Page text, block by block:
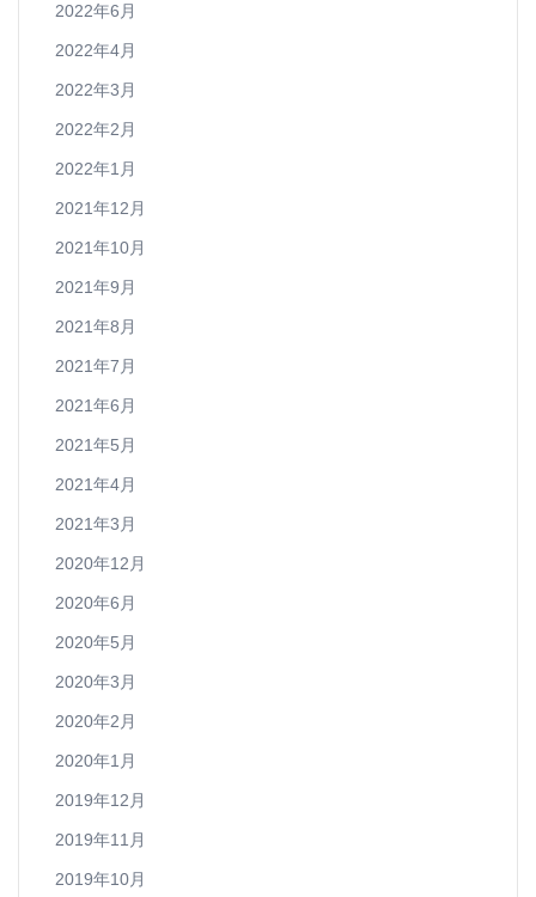
2022年6月
2022年4月
2022年3月
2022年2月
2022年1月
2021年12月
2021年10月
2021年9月
2021年8月
2021年7月
2021年6月
2021年5月
2021年4月
2021年3月
2020年12月
2020年6月
2020年5月
2020年3月
2020年2月
2020年1月
2019年12月
2019年11月
2019年10月